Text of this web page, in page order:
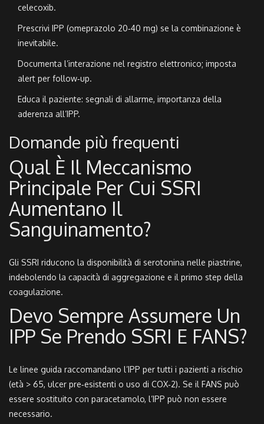
celecoxib.
Prescrivi IPP (omeprazolo 20‑40 mg) se la combinazione è
inevitabile.
Documenta l’interazione nel registro elettronico; imposta
alert per follow‑up.
Educa il paziente: segnali di allarme, importanza della
aderenza all’IPP.
Domande più frequenti
Qual È Il Meccanismo
Principale Per Cui SSRI
Aumentano Il
Sanguinamento?
Gli SSRI riducono la disponibilità di serotonina nelle piastrine,
indebolendo la capacità di aggregazione e il primo step della
coagulazione.
Devo Sempre Assumere Un
IPP Se Prendo SSRI E FANS?
Le linee guida raccomandano l’IPP per tutti i pazienti a rischio
(età > 65, ulcer pre‑esistenti o uso di COX‑2). Se il FANS può
essere sostituito con paracetamolo, l’IPP può non essere
necessario.